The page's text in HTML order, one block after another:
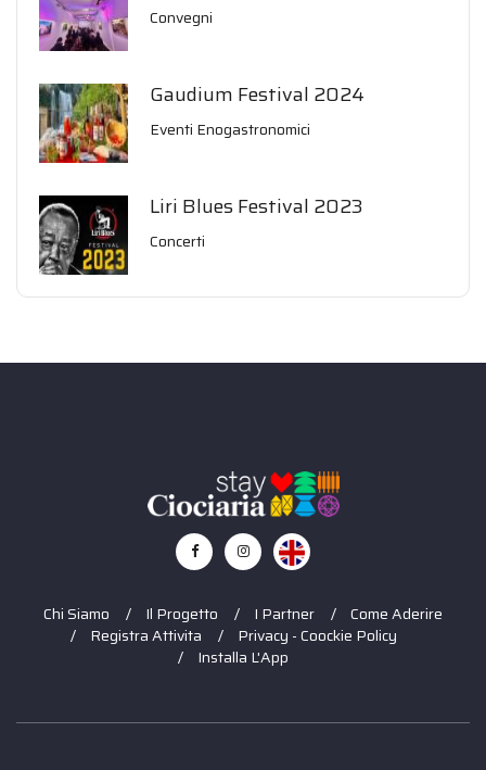
Convegni
Gaudium Festival 2024
Eventi Enogastronomici
Liri Blues Festival 2023
Concerti
Chi Siamo Il Progetto I Partner
Come Aderire
Registra Attivita
Privacy - Coockie Policy
Installa L'App